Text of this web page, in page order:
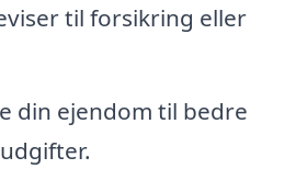
til forsikring eller
din ejendom til bedre